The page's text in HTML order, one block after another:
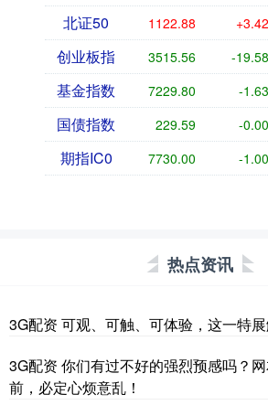
北证50 1122.88 +3.42
创业板指 3515.56 -19.58
基金指数 7229.80 -1.63
国债指数 229.59 -0.00
期指IC0 7730.00 -1.00
热点资讯
3G配资 可观、可触、可体验，这一特
3G配资 你们有过不好的强烈预感吗？
前，必定心烦意乱！